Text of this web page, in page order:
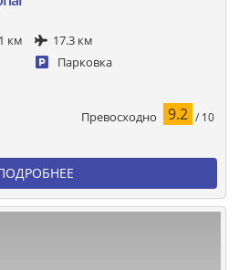
км
17.3 км
Парковка
Превосходно 9.2 / 10